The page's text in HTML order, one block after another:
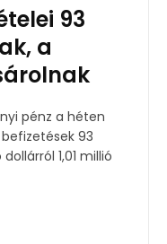
93
a
pénz a héten
1,01 millió